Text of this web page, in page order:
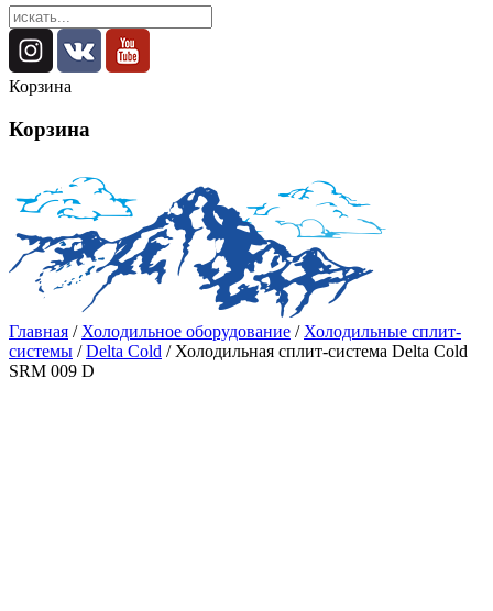
Корзина
Корзина
Главная /Холодильное оборудование /Холодильные сплит-
системы /Delta Cold / Холодильная сплит-система Delta Cold
SRM 009 D